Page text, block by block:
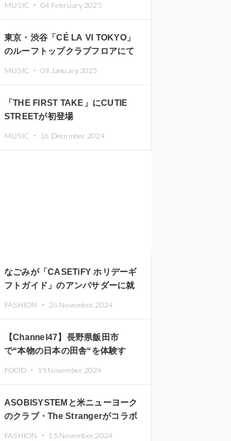
MUSIC ・ 04.February.2025
東京・渋谷「CÉ LA VI TOKYO」
のルーフトップクラブフロアにて
Kza（FORCE OF NATURE）ら日
本を代表するDJ・クリエイターが
出演
MUSIC ・ 09.January.2025
「THE FIRST TAKE」にCUTIE
STREETが初登場
MUSIC ・ 16.December.2024
なごみが「CASETiFY ホリデーギ
フトガイド」のアンバサダーに就
FASHION ・ 26.November.2024
【Channel47】長野県飯田市
で“本物の日本の田舎“を体験す
FOOD ・ 19.November.2024
ASOBISYSTEMと米ニューヨーク
のクラブ・The Strangerがコラボ
FASHION ・ 15.November.2024